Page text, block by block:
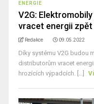
ENERGIE
V2G:
vracet energii zpět
Redakce 09.05.2022
Díky systému V2G budou
distributorům vracet
hrozících výpadcích. [...]